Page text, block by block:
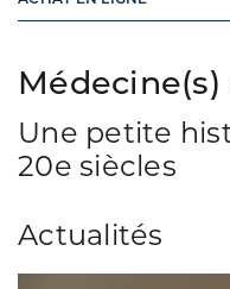
Une petite
20e siècles
Actualités